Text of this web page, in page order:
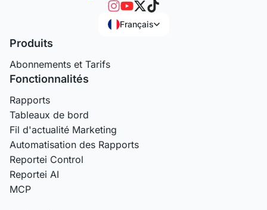
Français
Produits
Abonnements et Tarifs
Fonctionnalités
Rapports
Tableaux de bord
Fil d'actualité Marketing
Automatisation des Rapports
Reportei Control
Reportei AI
MCP